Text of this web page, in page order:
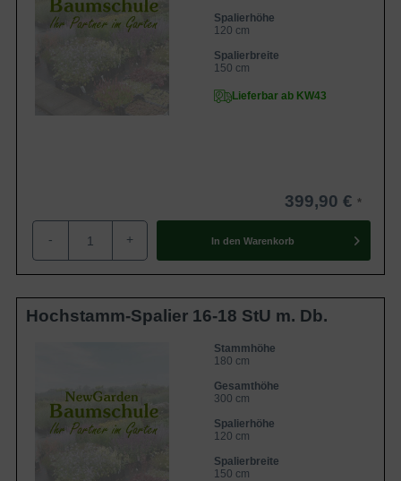
Spalierhöhe
120 cm
Spalierbreite
150 cm
Lieferbar ab KW43
399,90 €
- + In den Warenkorb
Hochstamm-Spalier 16-18 StU m. Db.
Stammhöhe
180 cm
Gesamthöhe
300 cm
Spalierhöhe
120 cm
Spalierbreite
150 cm